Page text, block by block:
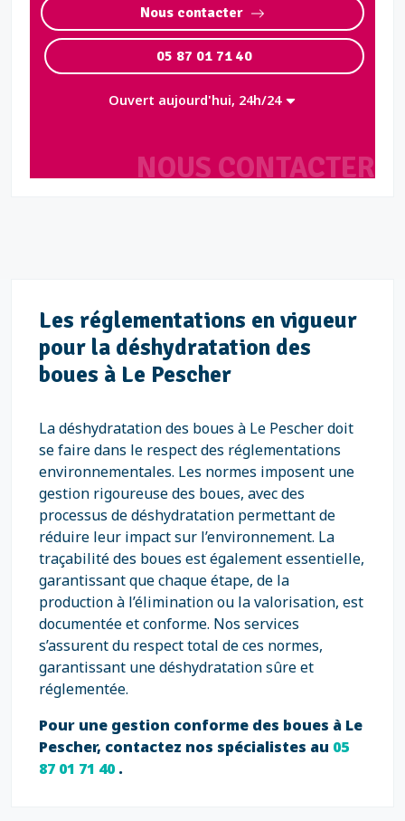
NOUS CONTACTER
Nous contacter
05 87 01 71 40
Ouvert aujourd'hui, 24h/24
Les réglementations en vigueur
pour la déshydratation des
boues à Le Pescher
La déshydratation des boues à Le Pescher doit
se faire dans le respect des réglementations
environnementales. Les normes imposent une
gestion rigoureuse des boues, avec des
processus de déshydratation permettant de
réduire leur impact sur l’environnement. La
traçabilité des boues est également essentielle,
garantissant que chaque étape, de la
production à l’élimination ou la valorisation, est
documentée et conforme. Nos services
s’assurent du respect total de ces normes,
garantissant une déshydratation sûre et
réglementée.
Pour une gestion conforme des boues à Le
Pescher, contactez nos spécialistes au 05
87 01 71 40.